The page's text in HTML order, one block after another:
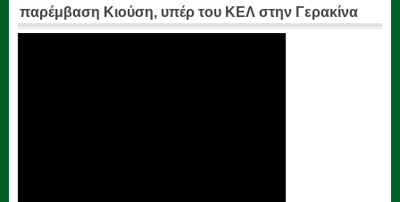
παρέμβαση Κιούση, υπέρ του ΚΕΛ στην Γερακίνα